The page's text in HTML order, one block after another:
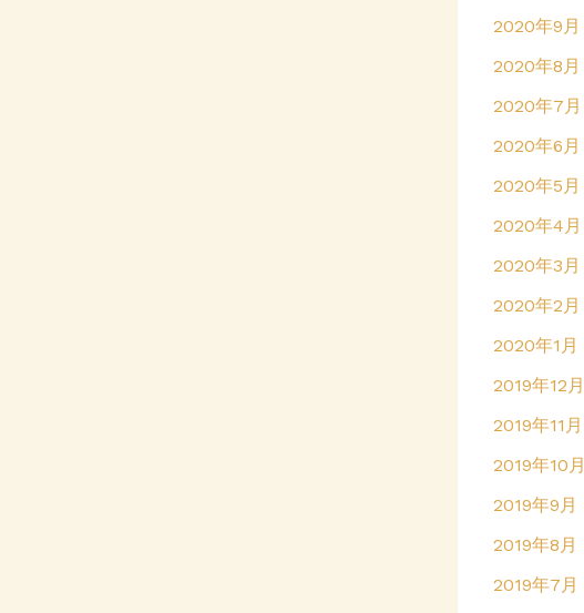
2020年9月
2020年8月
2020年7月
2020年6月
2020年5月
2020年4月
2020年3月
2020年2月
2020年1月
2019年12月
2019年11月
2019年10月
2019年9月
2019年8月
2019年7月